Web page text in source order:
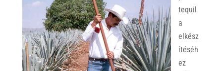
tequil
a
elkész
ítéséh
ez